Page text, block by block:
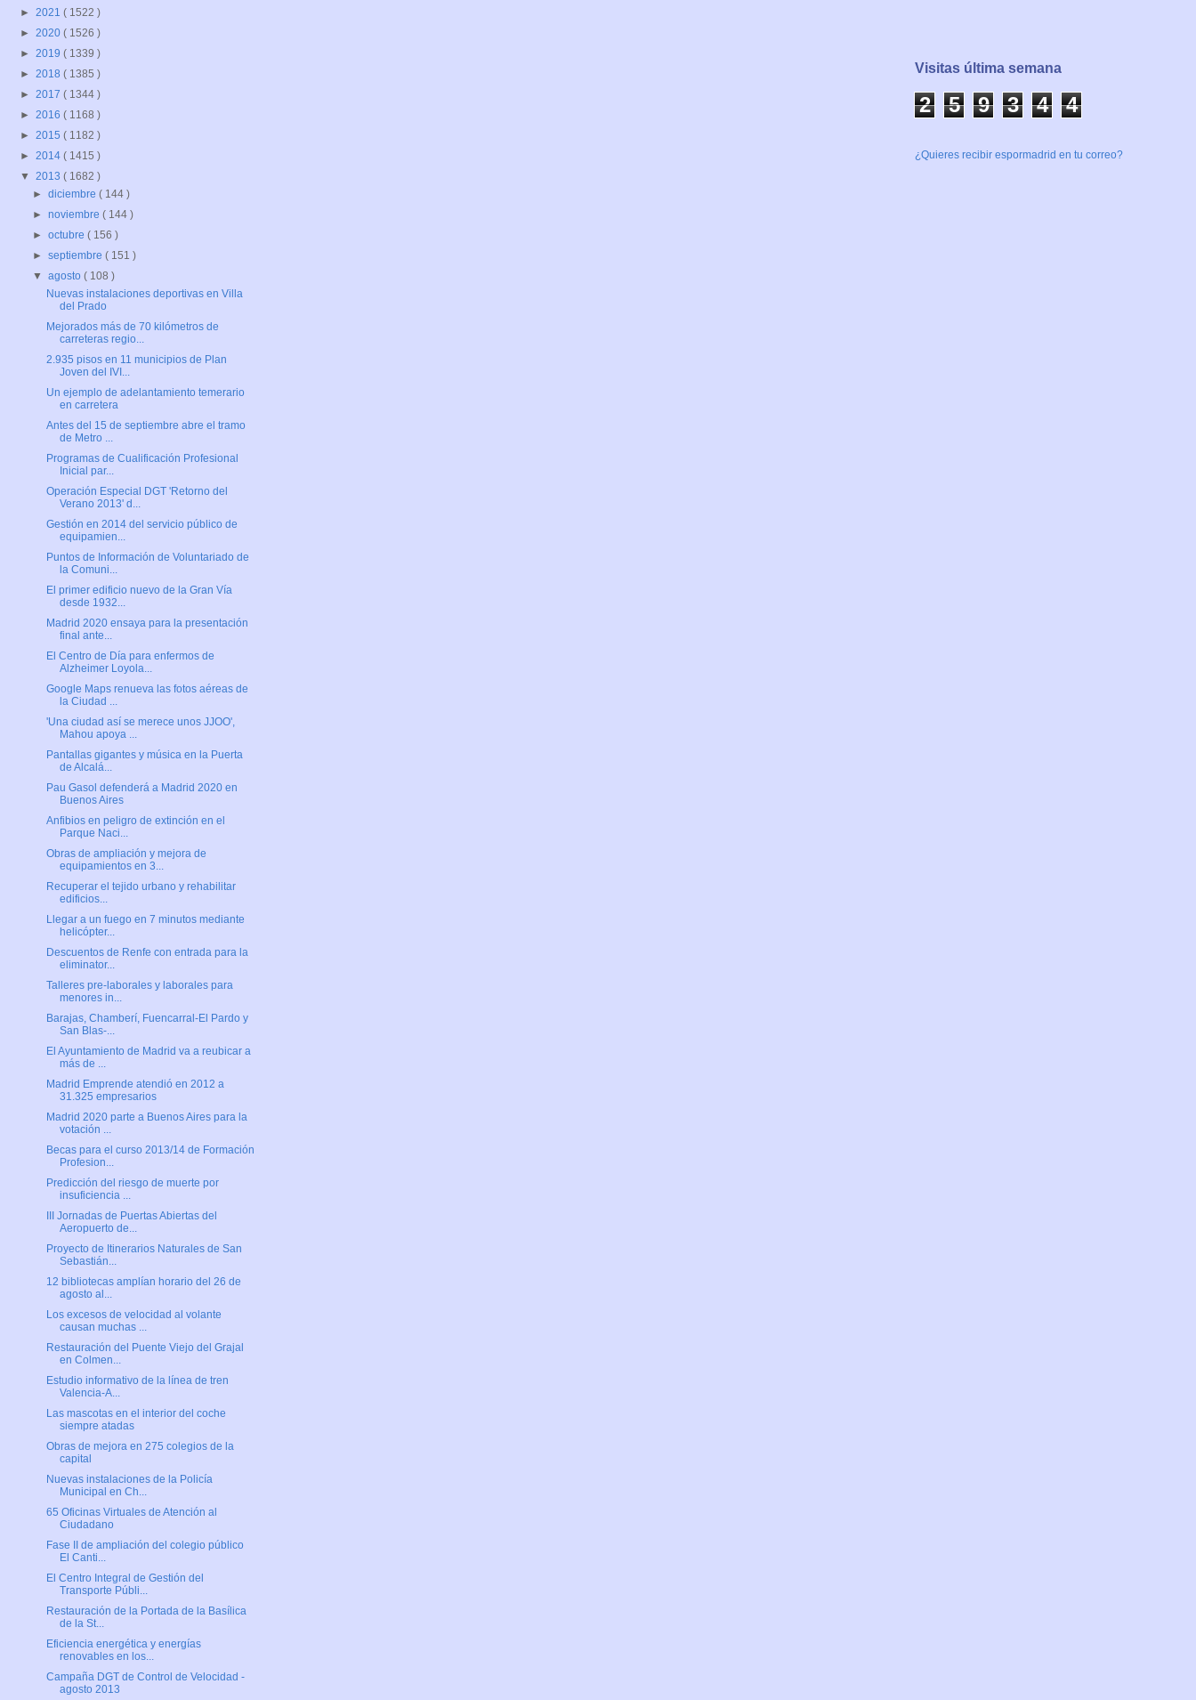
► 2021 ( 1522 )
► 2020 ( 1526 )
► 2019 ( 1339 )
► 2018 ( 1385 )
► 2017 ( 1344 )
► 2016 ( 1168 )
► 2015 ( 1182 )
► 2014 ( 1415 )
▼ 2013 ( 1682 )
►diciembre( 144 )
►noviembre( 144 )
►octubre( 156 )
►septiembre( 151 )
▼agosto( 108 )
Nuevas instalaciones deportivas en Villa
del Prado
Mejorados más de 70 kilómetros de
carreteras regio...
2.935 pisos en 11 municipios de Plan
Joven del IVI...
Un ejemplo de adelantamiento temerario
en carretera
Antes del 15 de septiembre abre el tramo
de Metro ...
Programas de Cualificación Profesional
Inicial par...
Operación Especial DGT 'Retorno del
Verano 2013' d...
Gestión en 2014 del servicio público de
equipamien...
Puntos de Información de Voluntariado de
la Comuni...
El primer edificio nuevo de la Gran Vía
desde 1932...
Madrid 2020 ensaya para la presentación
final ante...
El Centro de Día para enfermos de
Alzheimer Loyola...
Google Maps renueva las fotos aéreas de
la Ciudad ...
'Una ciudad así se merece unos JJOO',
Mahou apoya ...
Pantallas gigantes y música en la Puerta
de Alcalá...
Pau Gasol defenderá a Madrid 2020 en
Buenos Aires
Anfibios en peligro de extinción en el
Parque Naci...
Obras de ampliación y mejora de
equipamientos en 3...
Recuperar el tejido urbano y rehabilitar
edificios...
Llegar a un fuego en 7 minutos mediante
helicópter...
Descuentos de Renfe con entrada para la
eliminator...
Talleres pre-laborales y laborales para
menores in...
Barajas, Chamberí, Fuencarral-El Pardo y
San Blas-...
El Ayuntamiento de Madrid va a reubicar a
más de ...
Madrid Emprende atendió en 2012 a
31.325 empresarios
Madrid 2020 parte a Buenos Aires para la
votación ...
Becas para el curso 2013/14 de Formación
Profesion...
Predicción del riesgo de muerte por
insuficiencia ...
III Jornadas de Puertas Abiertas del
Aeropuerto de...
Proyecto de Itinerarios Naturales de San
Sebastián...
12 bibliotecas amplían horario del 26 de
agosto al...
Los excesos de velocidad al volante
causan muchas ...
Restauración del Puente Viejo del Grajal
en Colmen...
Estudio informativo de la línea de tren
Valencia-A...
Las mascotas en el interior del coche
siempre atadas
Obras de mejora en 275 colegios de la
capital
Nuevas instalaciones de la Policía
Municipal en Ch...
65 Oficinas Virtuales de Atención al
Ciudadano
Fase II de ampliación del colegio público
El Canti...
El Centro Integral de Gestión del
Transporte Públi...
Restauración de la Portada de la Basílica
de la St...
Eficiencia energética y energías
renovables en los...
Campaña DGT de Control de Velocidad -
agosto 2013
Visitas última semana
2 5 9 3 4 4
¿Quieres recibir espormadrid en tu correo?